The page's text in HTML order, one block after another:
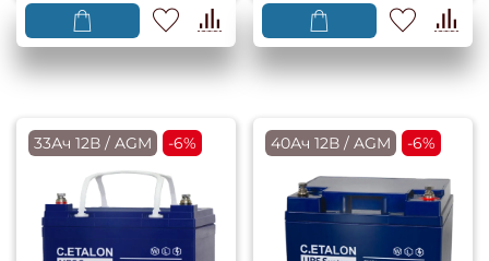
33Ач 12В / AGM -6% 40Ач 12В / AGM -6%